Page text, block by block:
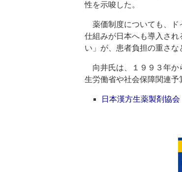
性を示唆した。
薬価制度についても、ド
仕組みが日本へも導入さ
い」が、患者負担の重さな
向井氏は、１９９３年か
生労働省や社会保障関連予
日本漢方生薬製剤協会